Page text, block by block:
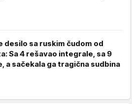
desilo sa ruskim čudom od
Sa 4 rešavao integrale, sa 9
a sačekala ga tragična sudbina